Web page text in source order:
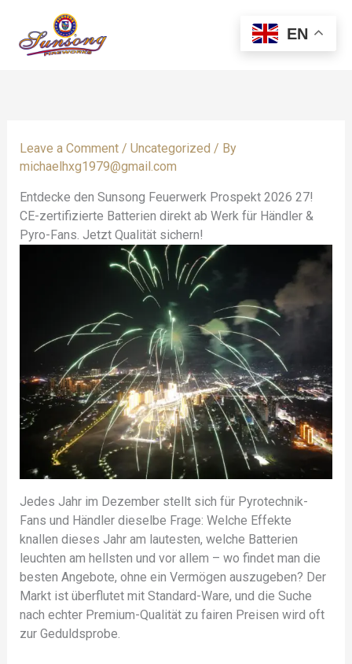
content
Leave a Comment / Uncategorized / By
michaelhxg1979@gmail.com
Entdecke den Sunsong Feuerwerk Prospekt 2026 27!
CE-zertifizierte Batterien direkt ab Werk für Händler &
Pyro-Fans. Jetzt Qualität sichern!
Jedes Jahr im Dezember stellt sich für Pyrotechnik-
Fans und Händler dieselbe Frage: Welche Effekte
knallen dieses Jahr am lautesten, welche Batterien
leuchten am hellsten und vor allem – wo findet man die
besten Angebote, ohne ein Vermögen auszugeben? Der
Markt ist überflutet mit Standard-Ware, und die Suche
nach echter Premium-Qualität zu fairen Preisen wird oft
zur Geduldsprobe.
EN